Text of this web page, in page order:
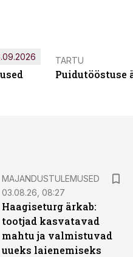
TARTU
Puidutööstuse
MAJANDUSTULEMUSED
03.08.26, 08:27
Haagiseturg ärkab:
tootjad kasvatavad
mahtu ja valmistuvad
uueks laienemiseks